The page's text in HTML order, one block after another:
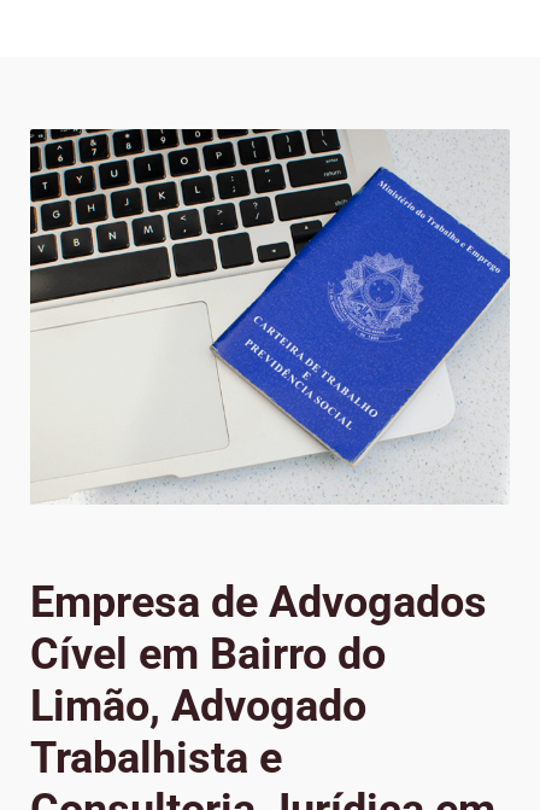
Empresa de Advogados
Cível em Bairro do
Limão, Advogado
Trabalhista e